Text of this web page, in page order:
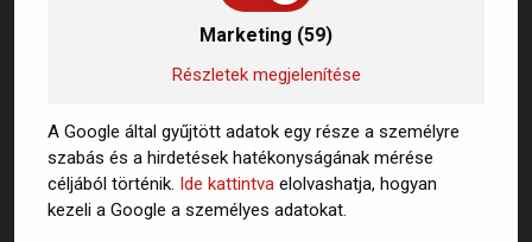
Marketing (59)
Részletek megjelenítése
A Google által gyűjtött adatok egy része a személyre
szabás és a hirdetések hatékonyságának mérése
céljából történik. Ide kattintva elolvashatja, hogyan
kezeli a Google a személyes adatokat.